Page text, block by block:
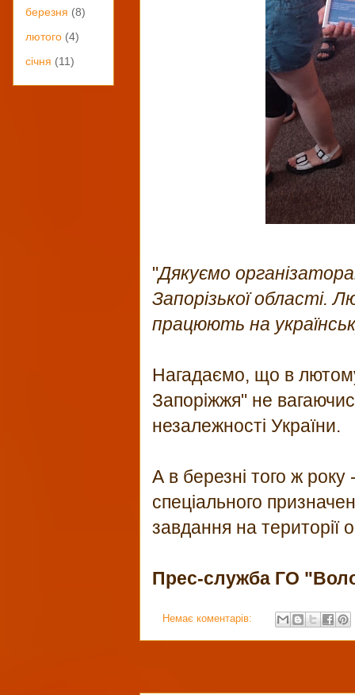
"Дякуємо
Запорізької
працюють на
Нагадаємо, що в
Запоріжжя" не
незалежності України.
А в березні того ж року
спеціального
завдання на території
Прес-служба ГО
Немає коментарів:
березня (8)
лютого (4)
січня (11)